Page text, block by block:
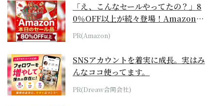
「え、こんなセールやってたの？」8
0％OFF以上が続々登場！Amazonの
本気が...
PR(Amazon)
SNSアカウントを着実に成長。実はみ
んなココ使ってます。
PR(Dreaw合同会社)